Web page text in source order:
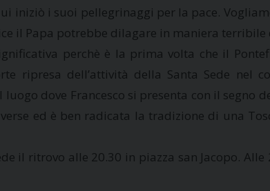
iniziò i suoi pellegrinaggi per la pace.
il Papa potrebbe dilagare in maniera
perchè è la prima volta che il
ripresa dell’attività della Santa Sede nel
luogo dove Francesco si presenta con il
ed è ben radicata la tradizione di una
il ritrovo alle 20.30 in piazza san Jacopo.